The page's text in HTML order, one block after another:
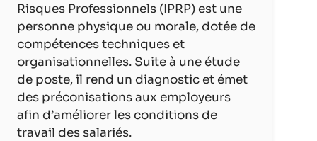
Risques Professionnels (IPRP) est une
personne physique ou morale, dotée de
compétences techniques et
organisationnelles. Suite à une étude
de poste, il rend un diagnostic et émet
des préconisations aux employeurs
afin d’améliorer les conditions de
travail des salariés.